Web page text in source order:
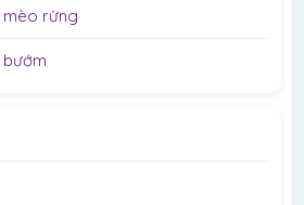
mèo rừng
bướm